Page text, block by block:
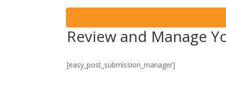
Review and Manage
[easy_post_submission_manager]